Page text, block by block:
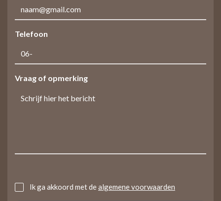
Telefoon
Vraag of opmerking
UntitledIk ga akkoord met dealgemene voorwaarden